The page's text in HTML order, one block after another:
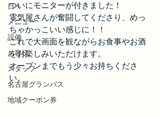
日々
メニュー
設備
お客様
スタッフ
名古屋グランパス
地域クーポン券
ついにモニターが付きました！
電気屋さんが奮闘してくださり、めっ
ちゃかっこいい感じに！！
これで大画面を観ながらお食事やお酒
をお楽しみいただけます。
オープンまでもう少々お持ちくださ
い。